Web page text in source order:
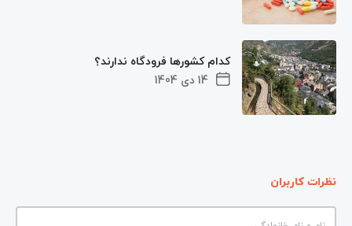
14 دی 1404
کدام کشورها فرودگاه ندارند؟
نظرات کاربران